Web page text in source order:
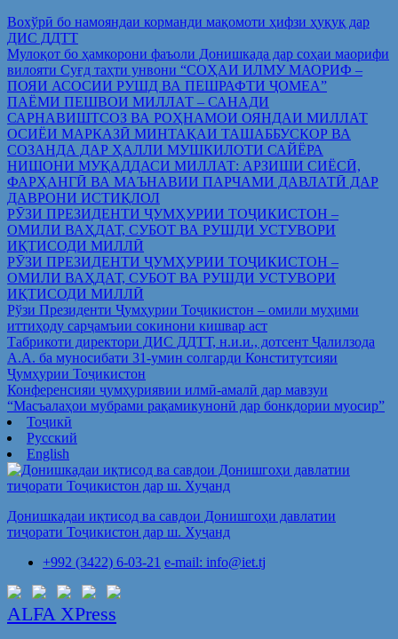
Вохўрӣ бо намояндаи корманди мақомоти ҳифзи ҳуқуқ дар
ДИС ДДТТ
Мулоқот бо ҳамкорони фаъоли Донишкада дар соҳаи маорифи
вилояти Суғд таҳти унвони “СОҲАИ ИЛМУ МАОРИФ –
ПОЯИ АСОСИИ РУШД ВА ПЕШРАФТИ ҶОМЕА”
ПАЁМИ ПЕШВОИ МИЛЛАТ – САНАДИ
САРНАВИШТСОЗ ВА РОҲНАМОИ ОЯНДАИ МИЛЛАТ
ОСИЁИ МАРКАЗӢ МИНТАҚАИ ТАШАББУСКОР ВА
СОЗАНДА ДАР ҲАЛЛИ МУШКИЛОТИ САЙЁРА
НИШОНИ МУҚАДДАСИ МИЛЛАТ: АРЗИШИ СИЁСӢ,
ФАРҲАНГӢ ВА МАЪНАВИИ ПАРЧАМИ ДАВЛАТӢ ДАР
ДАВРОНИ ИСТИҚЛОЛ
РӮЗИ ПРЕЗИДЕНТИ ҶУМҲУРИИ ТОҶИКИСТОН –
ОМИЛИ ВАҲДАТ, СУБОТ ВА РУШДИ УСТУВОРИ
ИҚТИСОДИ МИЛЛӢ
РӮЗИ ПРЕЗИДЕНТИ ҶУМҲУРИИ ТОҶИКИСТОН –
ОМИЛИ ВАҲДАТ, СУБОТ ВА РУШДИ УСТУВОРИ
ИҚТИСОДИ МИЛЛӢ
Рўзи Президенти Ҷумҳурии Тоҷикистон – омили муҳими
иттиҳоду сарҷамъии сокинони кишвар аст
Табрикоти директори ДИС ДДТТ, н.и.и., дотсент Ҷалилзода
А.А. ба муносибати 31-умин солгарди Конститутсияи
Ҷумҳурии Тоҷикистон
Конференсияи ҷумҳуриявии илмӣ-амалӣ дар мавзуи
“Масъалаҳои мубрами рақамикунонӣ дар бонкдории муосир”
Тоҷикӣ
Русский
English
Донишкадаи иқтисод ва савдои Донишгоҳи давлатии
тиҷорати Тоҷикистон дар ш. Хуҷанд
+992 (3422) 6-03-21 e-mail: info@iet.tj
ALFA XPress